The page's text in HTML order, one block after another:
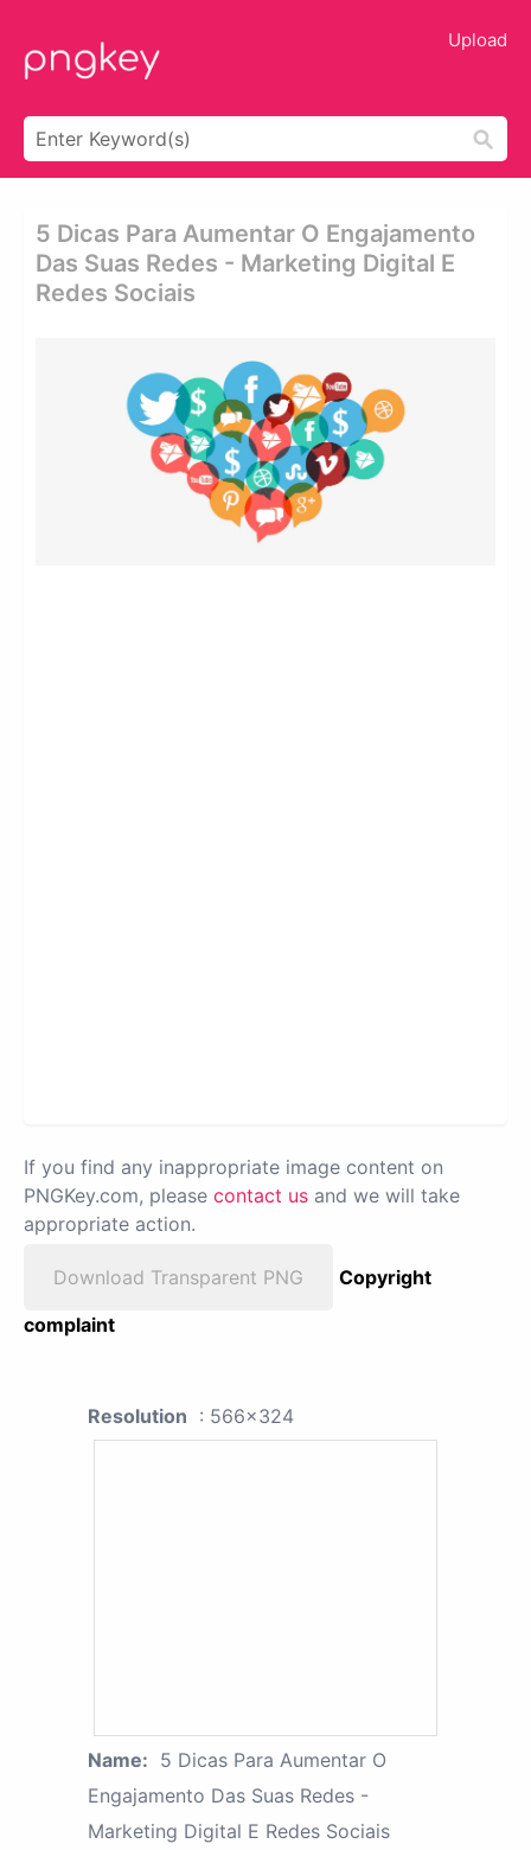
Upload
5 Dicas Para Aumentar O Engajamento
Das Suas Redes - Marketing Digital E
Redes Sociais
If you find any inappropriate image content on
PNGKey.com, please contact us and we will take
appropriate action.
Download Transparent PNG
Copyright
complaint
Resolution : 566x324
Name: 5 Dicas Para Aumentar O
Engajamento Das Suas Redes -
Marketing Digital E Redes Sociais